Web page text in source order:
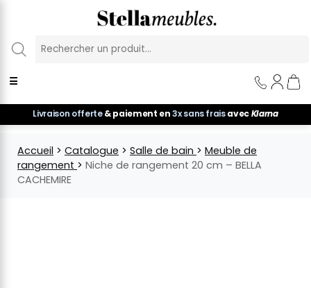
☰
Livraison offerte& paiement en3x sans fraisavecKlarna
Accueil > Catalogue > Salle de bain > Meuble de
rangement > Niche de rangement 20 cm – BELLA
CACHEMIRE
Panneau de gestion des cookies